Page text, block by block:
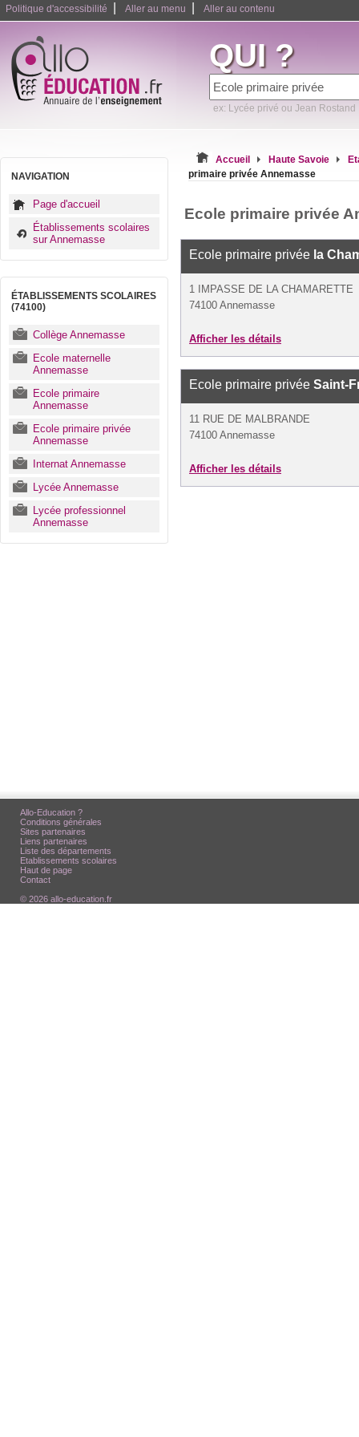
Politique d'accessibilité Aller au menu Aller au contenu
QUI ?
ex: Lycée privé ou Jean Rostand
NAVIGATION
Page d'accueil
Établissements scolaires
sur Annemasse
ÉTABLISSEMENTS SCOLAIRES
(74100)
Collège Annemasse
Ecole maternelle
Annemasse
Ecole primaire
Annemasse
Ecole primaire privée
Annemasse
Internat Annemasse
Lycée Annemasse
Lycée professionnel
Annemasse
Accueil Haute Savoie
primaire privée Annemasse
Ecole primaire privée
Ecole primaire privée la
1 IMPASSE DE LA CHAMARETTE
74100 Annemasse
Afficher les détails
Ecole primaire privée Saint-
11 RUE DE MALBRANDE
74100 Annemasse
Afficher les détails
Allo-Education ?
Conditions générales
Sites partenaires
Liens partenaires
Liste des départements
Etablissements scolaires
Haut de page
Contact
© 2026 allo-education.fr